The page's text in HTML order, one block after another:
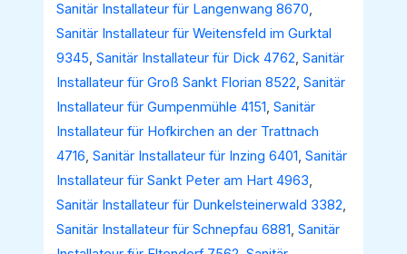
Sanitär Installateur für Langenwang 8670,
Sanitär Installateur für Weitensfeld im Gurktal
9345,Sanitär Installateur für Dick 4762,Sanitär
Installateur für Groß Sankt Florian 8522,Sanitär
Installateur für Gumpenmühle 4151,Sanitär
Installateur für Hofkirchen an der Trattnach
4716,Sanitär Installateur für Inzing 6401,Sanitär
Installateur für Sankt Peter am Hart 4963,
Sanitär Installateur für Dunkelsteinerwald 3382,
Sanitär Installateur für Schnepfau 6881,Sanitär